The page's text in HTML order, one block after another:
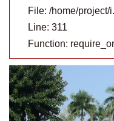
File: /home/
Line: 311
Function: